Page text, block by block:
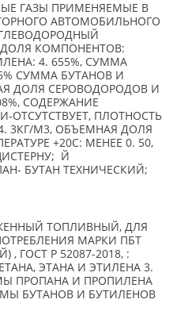
ГАЗЫ ПРИМЕНЯЕМЫЕ В
АВТОМОБИЛЬНОГО
КОМПОНЕНТОВ:
4. 655%, СУММА
СУММА БУТАНОВ И
ДОЛЯ СЕРОВОДОРОДОВ И
СОДЕРЖАНИЕ
ПЛОТНОСТЬ
3КГ/М3, ОБЪЕМНАЯ ДОЛЯ
+20С: МЕНЕЕ 0. 50,
Й
БУТАН ТЕХНИЧЕСКИЙ;
ТОПЛИВНЫЙ, ДЛЯ
МАРКИ ПБТ
ГОСТ Р 52087-2018, :
ЭТАНА И ЭТИЛЕНА 3.
ПРОПАНА И ПРОПИЛЕНА
БУТАНОВ И БУТИЛЕНОВ